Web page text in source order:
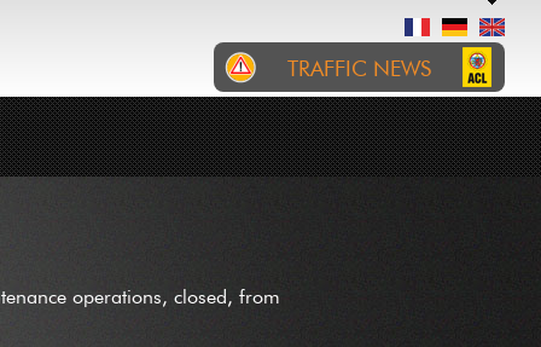
operations, closed, from
TRAFFIC NEWS
RTL
D'Iwwerhuelspuer ass vun
INCIDENTS ROADWORKS